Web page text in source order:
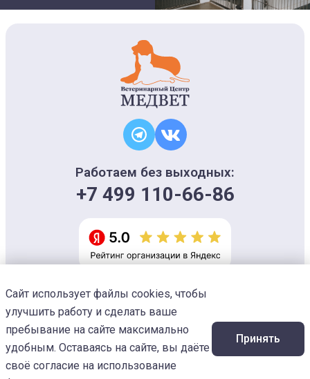
Работаем без выходных:
+7 499 110-66-86
Информация на сайте носит ознакомительный характер и не является
офертой, не может использоваться для постановки диагноза и плана
лечения
Изображения предоставленыDesigned by Freepik
© 2026 Ветеринарный центр «МЕДВЕТ»
Сайт использует файлы cookies, чтобы
улучшить работу и сделать ваше
пребывание на сайте максимально
удобным. Оставаясь на сайте, вы даёте
своё согласие на использование
Принять